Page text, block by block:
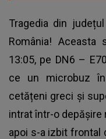
Tragedia din
România!
13:05, pe DN6 –
ce un microbuz
cetățeni greci și
intrat într-o depășire
apoi s-a izbit frontal